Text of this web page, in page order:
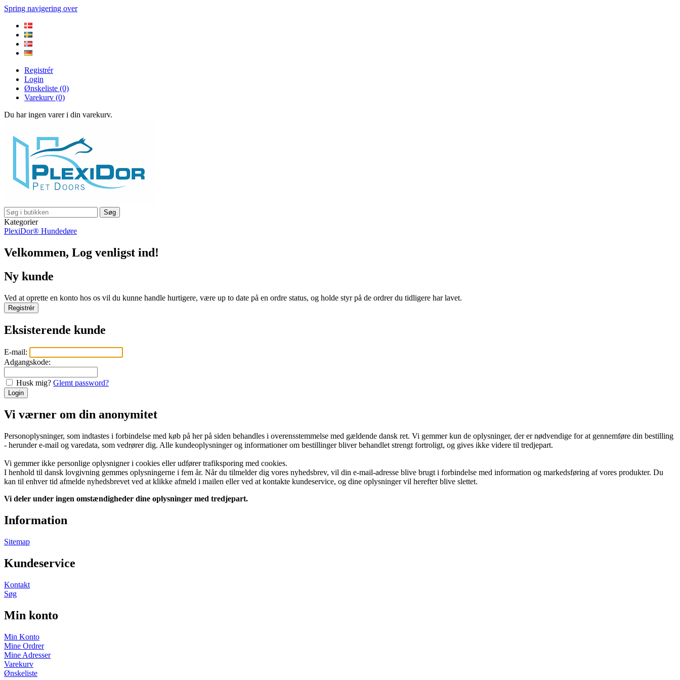
Spring navigering over
Registrér
Login
Ønskeliste (0)
Varekurv (0)
Du har ingen varer i din varekurv.
Søg
Kategorier
PlexiDor® Hundedøre
Velkommen, Log venligst ind!
Ny kunde
Ved at oprette en konto hos os vil du kunne handle hurtigere, være up to date på en ordre status, og holde styr på de ordrer du tidligere har lavet.
Registrér
Eksisterende kunde
E-mail:
Adgangskode:
Husk mig? Glemt password?
Login
Vi værner om din anonymitet
Personoplysninger, som indtastes i forbindelse med køb på her på siden behandles i overensstemmelse med gældende dansk ret. Vi gemmer kun de oplysninger, der er nødvendige for at gennemføre din bestilling
- herunder e-mail og varedata, som vedrører dig. Alle kundeoplysninger og informationer om bestillinger bliver behandlet strengt fortroligt, og gives ikke videre til tredjepart.
Vi gemmer ikke personlige oplysnigner i cookies eller udfører trafiksporing med cookies.
I henhold til dansk lovgivning gemmes oplysningerne i fem år. Når du tilmelder dig vores nyhedsbrev, vil din e-mail-adresse blive brugt i forbindelse med information og markedsføring af vores produkter. Du
kan til enhver tid afmelde nyhedsbrevet ved at klikke afmeld i mailen eller ved at kontakte kundeservice, og dine oplysninger vil herefter blive slettet.
Vi deler under ingen omstændigheder dine oplysninger med tredjepart.
Information
Sitemap
Kundeservice
Kontakt
Søg
Min konto
Min Konto
Mine Ordrer
Mine Adresser
Varekurv
Ønskeliste